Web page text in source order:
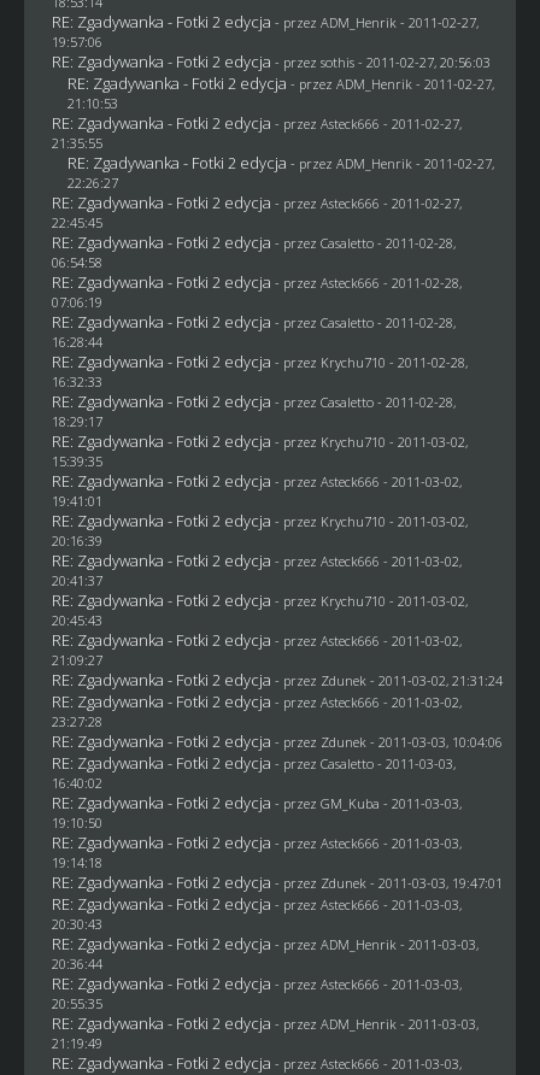
RE: Zgadywanka - Fotki 2 edycja - przez ADM_Henrik- 2011-02-27,
19:57:06
RE: Zgadywanka - Fotki 2 edycja - przez sothis- 2011-02-27, 20:56:03
RE: Zgadywanka - Fotki 2 edycja - przez ADM_Henrik- 2011-02-27,
21:10:53
RE: Zgadywanka - Fotki 2 edycja - przez Asteck666 - 2011-02-27,
21:35:55
RE: Zgadywanka - Fotki 2 edycja - przez ADM_Henrik- 2011-02-27,
22:26:27
RE: Zgadywanka - Fotki 2 edycja - przez Asteck666 - 2011-02-27,
22:45:45
RE: Zgadywanka - Fotki 2 edycja - przez Casaletto- 2011-02-28,
06:54:58
RE: Zgadywanka - Fotki 2 edycja - przez Asteck666 - 2011-02-28,
07:06:19
RE: Zgadywanka - Fotki 2 edycja - przez Casaletto- 2011-02-28,
16:28:44
RE: Zgadywanka - Fotki 2 edycja - przez Krychu710 - 2011-02-28,
16:32:33
RE: Zgadywanka - Fotki 2 edycja - przez Casaletto- 2011-02-28,
18:29:17
RE: Zgadywanka - Fotki 2 edycja - przez Krychu710 - 2011-03-02,
15:39:35
RE: Zgadywanka - Fotki 2 edycja - przez Asteck666 - 2011-03-02,
19:41:01
RE: Zgadywanka - Fotki 2 edycja - przez Krychu710 - 2011-03-02,
20:16:39
RE: Zgadywanka - Fotki 2 edycja - przez Asteck666 - 2011-03-02,
20:41:37
RE: Zgadywanka - Fotki 2 edycja - przez Krychu710 - 2011-03-02,
20:45:43
RE: Zgadywanka - Fotki 2 edycja - przez Asteck666 - 2011-03-02,
21:09:27
RE: Zgadywanka - Fotki 2 edycja - przez Zdunek- 2011-03-02, 21:31:24
RE: Zgadywanka - Fotki 2 edycja - przez Asteck666 - 2011-03-02,
23:27:28
RE: Zgadywanka - Fotki 2 edycja - przez Zdunek- 2011-03-03, 10:04:06
RE: Zgadywanka - Fotki 2 edycja - przez Casaletto- 2011-03-03,
16:40:02
RE: Zgadywanka - Fotki 2 edycja - przez GM_Kuba - 2011-03-03,
19:10:50
RE: Zgadywanka - Fotki 2 edycja - przez Asteck666 - 2011-03-03,
19:14:18
RE: Zgadywanka - Fotki 2 edycja - przez Zdunek- 2011-03-03, 19:47:01
RE: Zgadywanka - Fotki 2 edycja - przez Asteck666 - 2011-03-03,
20:30:43
RE: Zgadywanka - Fotki 2 edycja - przez ADM_Henrik- 2011-03-03,
20:36:44
RE: Zgadywanka - Fotki 2 edycja - przez Asteck666 - 2011-03-03,
20:55:35
RE: Zgadywanka - Fotki 2 edycja - przez ADM_Henrik- 2011-03-03,
21:19:49
RE: Zgadywanka - Fotki 2 edycja - przez Asteck666 - 2011-03-03,